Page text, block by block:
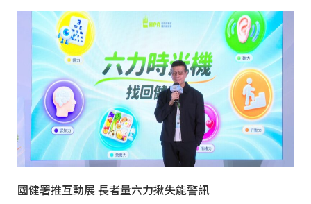
國健署推互動展 長者量六力揪失能警訊